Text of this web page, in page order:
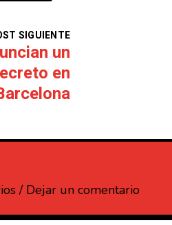
SIGUIENTE
un
en
/ Dejar un comentario